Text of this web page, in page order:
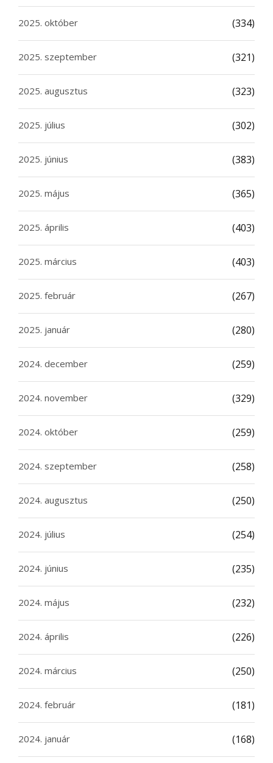
2025. október (334)
2025. szeptember (321)
2025. augusztus (323)
2025. július (302)
2025. június (383)
2025. május (365)
2025. április (403)
2025. március (403)
2025. február (267)
2025. január (280)
2024. december (259)
2024. november (329)
2024. október (259)
2024. szeptember (258)
2024. augusztus (250)
2024. július (254)
2024. június (235)
2024. május (232)
2024. április (226)
2024. március (250)
2024. február (181)
2024. január (168)